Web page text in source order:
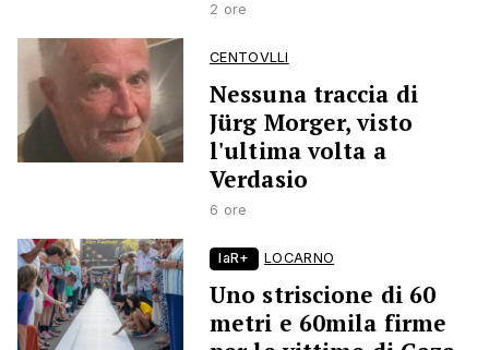
2 ore
CENTOVLLI
Nessuna traccia di
Jürg Morger, visto
l'ultima volta a
Verdasio
6 ore
laR+ LOCARNO
Uno striscione di 60
metri e 60mila firme